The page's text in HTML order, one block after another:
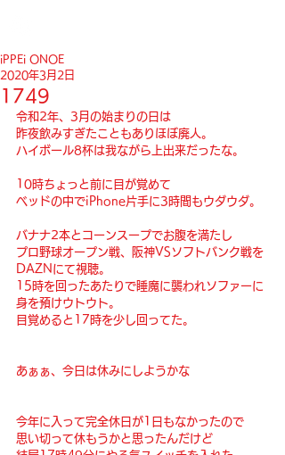
1749
iPPEi ONOE
2020年3月2日
令和2年、3月の始まりの日は
昨夜飲みすぎたこともありほぼ廃人。
ハイボール8杯は我ながら上出来だったな。
10時ちょっと前に目が覚めて
ベッドの中でiPhone片手に3時間もウダウダ。
バナナ2本とコーンスープでお腹を満たし
プロ野球オープン戦、阪神VSソフトバンク戦を
DAZNにて視聴。
15時を回ったあたりで睡魔に襲われソファーに
身を預けウトウト。
目覚めると17時を少し回ってた。
あぁぁ、今日は休みにしようかな
今年に入って完全休日が1日もなかったので
思い切って休もうかと思ったんだけど